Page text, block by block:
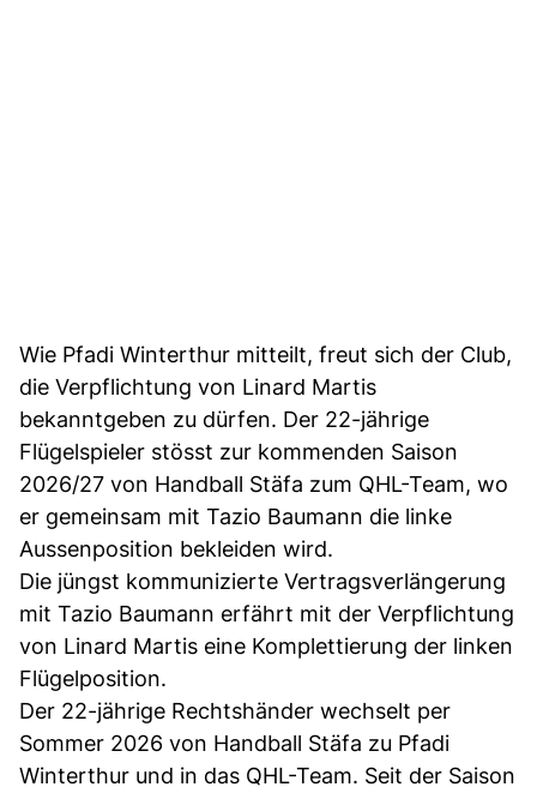
Wie Pfadi Winterthur mitteilt, freut sich der Club,
die Verpflichtung von Linard Martis
bekanntgeben zu dürfen. Der 22-jährige
Flügelspieler stösst zur kommenden Saison
2026/27 von Handball Stäfa zum QHL-Team, wo
er gemeinsam mit Tazio Baumann die linke
Aussenposition bekleiden wird.
Die jüngst kommunizierte Vertragsverlängerung
mit Tazio Baumann erfährt mit der Verpflichtung
von Linard Martis eine Komplettierung der linken
Flügelposition.
Der 22-jährige Rechtshänder wechselt per
Sommer 2026 von Handball Stäfa zu Pfadi
Winterthur und in das QHL-Team. Seit der Saison